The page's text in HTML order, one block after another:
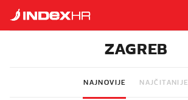
ZAGREB
NAJNOVIJE NAJČITANIJE